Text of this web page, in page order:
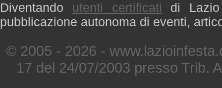
Diventando utenti certificati di
pubblicazione autonoma di eventi,
© 2005 - 2026 -
17 del 24/07/2003 presso Trib.